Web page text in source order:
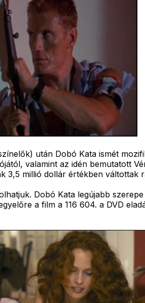
után Dobó Kata ismét
valamint az idén bemutatott
3,5 millió dollár értékben váltottak
Dobó Kata legújabb
a film a 116 604. a DVD